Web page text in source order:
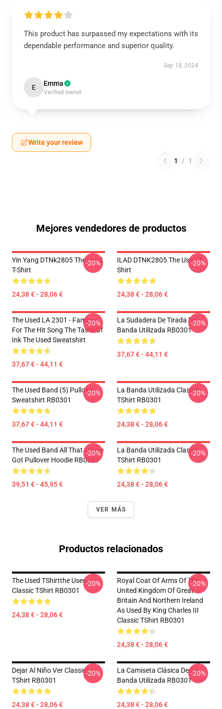
This product has surpassed my expectations with its
dependable performance and superior quality.
Sep 18, 2024
E Emma
Verified owner
Write your review
1 / 1
Mejores vendedores de productos
Yin Yang DTNk2805 The Used
T-Shirt
24,38 € - 28,06 €
-20%
ILAD DTNK2805 The Used T-
Shirt
24,38 € - 28,06 €
-20%
The Used LA 2301 - Famous
For The Hit Song The Taste Of
Ink The Used Sweatshirt
37,67 € - 44,11 €
-20%
La Sudadera De Tirada De
Banda Utilizada RB0301
37,67 € - 44,11 €
-20%
The Used Band (5) Pullover
Sweatshirt RB0301
37,67 € - 44,11 €
-20%
La Banda Utilizada Classic
TShirt RB0301
24,38 € - 28,06 €
-20%
The Used Band All That I Have
Got Pullover Hoodie RB0301
39,51 € - 45,95 €
-20%
La Banda Utilizada Classic
TShirt RB0301
24,38 € - 28,06 €
-20%
VER MÁS
Productos relacionados
The Used TShirtthe Used
Classic TShirt RB0301
24,38 € - 28,06 €
-20%
Royal Coat Of Arms Of The
United Kingdom Of Great
Britain And Northern Ireland
As Used By King Charles III
Classic TShirt RB0301
24,38 € - 28,06 €
-20%
Dejar Al Niño Ver Classic
TShirt RB0301
24,38 € - 28,06 €
-20%
La Camiseta Clásica De La
Banda Utilizada RB0301
24,38 € - 28,06 €
-20%